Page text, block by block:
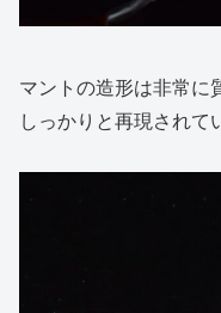
マントの造形は非常に
しっかりと再現されて